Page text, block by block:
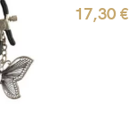
17,30€